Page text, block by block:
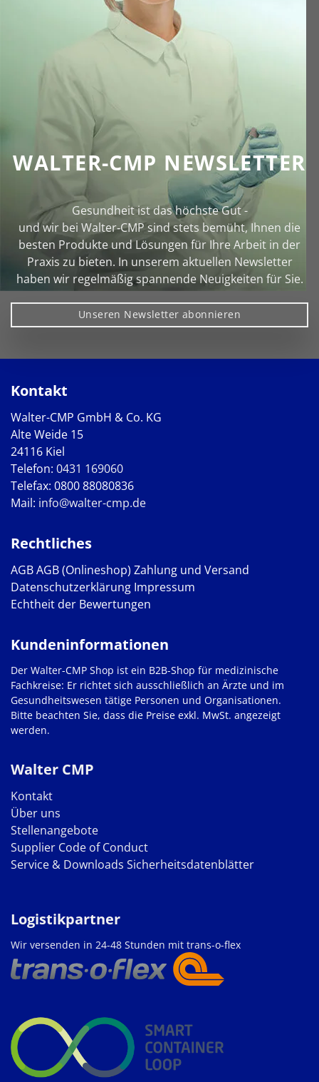
WALTER-CMP NEWSLETTER
Gesundheit ist das höchste Gut -
und wir bei Walter‑CMP sind stets bemüht, Ihnen die
besten Produkte und Lösungen für Ihre Arbeit in der
Praxis zu bieten. In unserem aktuellen Newsletter
haben wir regelmäßig spannende Neuigkeiten für Sie.
Unseren Newsletter abonnieren
Kontakt
Walter-CMP GmbH & Co. KG
Alte Weide 15
24116 Kiel
Telefon: 0431 169060
Telefax: 0800 88080836
Mail: info@walter-cmp.de
Rechtliches
AGBAGB (Onlineshop) Zahlung und Versand
Datenschutzerklärung Impressum
Echtheit der Bewertungen
Walter CMP
Kontakt
Über uns
Stellenangebote
Supplier Code of Conduct
Service & Downloads Sicherheitsdatenblätter
Kundeninformationen
Der Walter-CMP Shop ist ein B2B-Shop für medizinische
Fachkreise: Er richtet sich ausschließlich an Ärzte und im
Gesundheitswesen tätige Personen und Organisationen.
Bitte beachten Sie, dass die Preise exkl. MwSt. angezeigt
werden.
Logistikpartner
Wir versenden in 24-48 Stunden mit trans-o-flex